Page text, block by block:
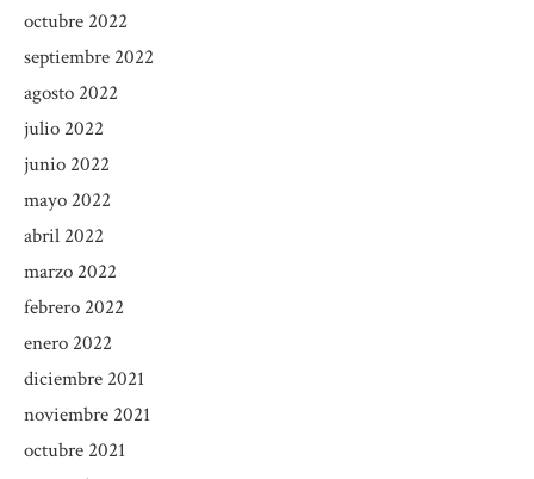
octubre 2022
septiembre 2022
agosto 2022
julio 2022
junio 2022
mayo 2022
abril 2022
marzo 2022
febrero 2022
enero 2022
diciembre 2021
noviembre 2021
octubre 2021